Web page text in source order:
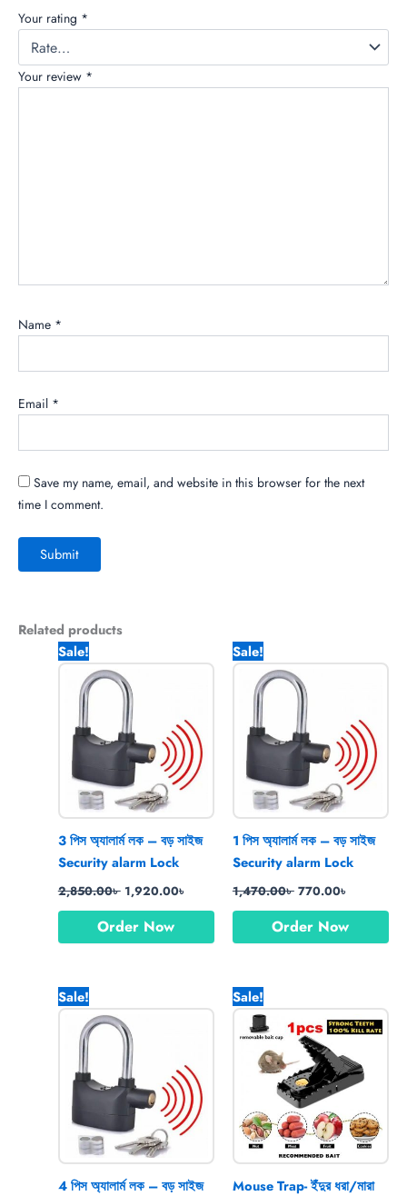
Your rating *
Your review *
Name *
Email *
Save my name, email, and website in this browser for the next
time I comment.
Related products
Sale!
3 পিস অ্যালার্ম লক – বড় সাইজ
Security alarm Lock
2,850.00৳
price
was:
2,850.00৳ .
1,920.00৳
price
Order Now
Sale!
1 পিস অ্যালার্ম লক – বড় সাইজ
Security alarm Lock
1,470.00৳
price
was:
1,470.00৳ .
770.00৳
price
Order Now
Sale!
4 পিস অ্যালার্ম লক – বড় সাইজ
price
was:
3,320.00৳ .
price
2,420.00৳ .
Sale!
Mouse Trap- ইঁদুর ধরা/মারা
price
was:
550.00৳ .
price
is:
290.00৳ .